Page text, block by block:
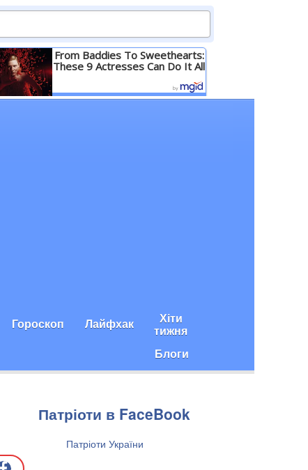
From Baddies To Sweethearts:
These 9 Actresses Can Do It All
Детальніше
Гороскоп Лайфхак Хіти
тижня
Блоги
Патріоти в FaceBook